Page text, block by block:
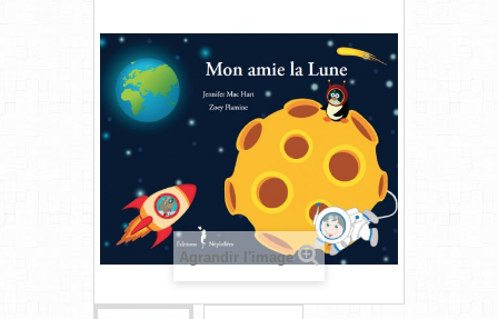
Agrandir l'image